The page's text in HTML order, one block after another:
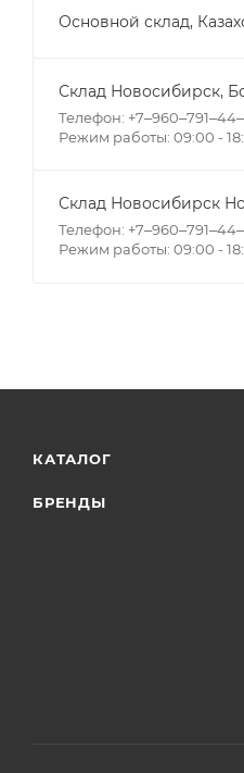
Основной склад,
Склад Новосибирск,
Телефон:
Режим работы: 09:00 -
Склад Новосибирск
Телефон:
Режим работы: 09:00 -
КАТАЛОГ
БРЕНДЫ